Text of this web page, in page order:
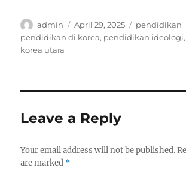
Author
admin
Posted
on
April 29, 2025 Categories
pendidikan
pendidikan di korea, pendidikan ideologi
korea utara
Leave a Reply
Your email address will not be published.
are marked *